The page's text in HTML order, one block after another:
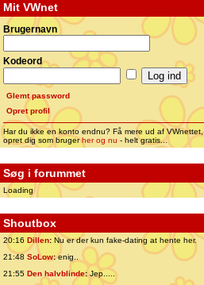
Mit VWnet
Brugernavn
Kodeord
Glemt password
Opret profil
Har du ikke en konto endnu? Få mere ud af VWnettet,
opret dig som brugerher og nu - helt gratis...
Søg i forummet
Loading
Shoutbox
20:16 Dillen: Nu er der kun fake-dating at hente her.
21:48 SoLow:enig..
21:55 Den halvblinde:Jep.....